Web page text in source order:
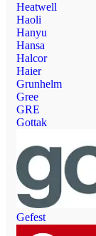
Heatwell
Haoli
Hanyu
Hansa
Halcor
Haier
Grunhelm
Gree
GRE
Gottak
Gefest